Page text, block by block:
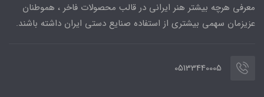
معرفی هرچه بیشتر هنر ایرانی در قالب محصولات فاخر ، هموطنان
عزیزمان سهمی بیشتری از استفاده صنایع دستی ایران داشته باشند.
05133440005